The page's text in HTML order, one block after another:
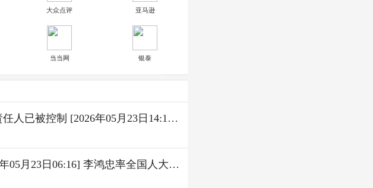
大众点评 亚马逊
当当网 银泰
山西留神峪煤矿事故已致90人遇难事故涉事企业责任人已被控制 [2026年05月23日14:18]6支国家矿山应急救援队伍赴山西煤矿事故现场救援 [2026年05月23日14:18] 王毅同摩尔多瓦副总理兼外长波普绍伊会谈 [2026年05月23日06:16] 李鸿忠率全国人大代表团访问阿尔巴尼亚 [2026年05月23日06:16] 巴基斯坦总理夏巴兹今起对我国进行正式访问 [2026年05月23日06:37] 锐财经｜三方面看经济活力韧性 [2026年05月23日06:19] 吉林加速发展现代化大农业 [2026年05月23日13:14] .blist1 li.black1 a:hover{color:#212121} 山西通洲集团留神峪煤矿瓦斯爆炸事故已致超82人遇
王毅同摩尔多瓦副总理兼外长波普绍伊会谈 [2026年05月23日06:16] 李鸿忠率全国人大代表团访问阿尔巴尼亚 [2026年05月23日06:16] 巴基斯坦总理夏巴兹今起对我国进行正式访问 [2026年05月23日06:37] 锐财经｜三方面看经济活力韧性 [2026年05月23日06:19] 吉林加速发展现代化大农业 [2026年05月23日13:14] .blist1 li.black1 a:hover{color:#212121} 山西通洲集团留神峪煤矿瓦斯爆炸事故已致超82人遇